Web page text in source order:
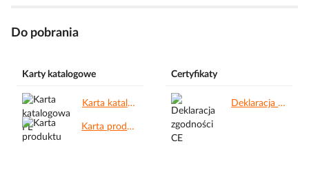
Do pobrania
Karty katalogowe
Karta katalogowa PL.pdf
Karta produktu.pdf
Certyfikaty
Deklaracja zgodności CE.pdf